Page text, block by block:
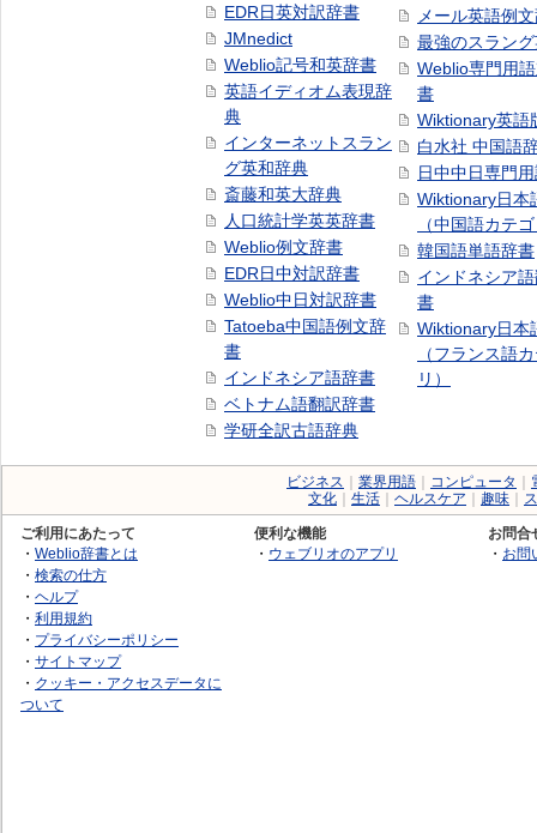
EDR日英対訳辞書
JMnedict
Weblio記号和英辞書
英語イディオム表現辞
典
インターネットスラン
グ英和辞典
斎藤和英大辞典
人口統計学英英辞書
Weblio例文辞書
EDR日中対訳辞書
Weblio中日対訳辞書
Tatoeba中国語例文辞
書
インドネシア語辞書
ベトナム語翻訳辞書
学研全訳古語辞典
メール英語例
最強のスラン
Weblio専門用
書
Wiktionary英語
白水社 中国語
日中中日専門
Wiktionary日本
（中国語カテ
韓国語単語辞書
インドネシア
書
Wiktionary日本
（フランス語
リ）
ビジネス 業界用語 コンピュータ
文化
生活 ヘルスケア 趣味
ご利用にあたって
・ Weblio辞書とは
・ 検索の仕方
・ ヘルプ
・ 利用規約
・ プライバシーポリシー
・ サイトマップ
・ クッキー・アクセスデータに
ついて
便利な機能
・ ウェブリオのアプリ
お問合
・ お問